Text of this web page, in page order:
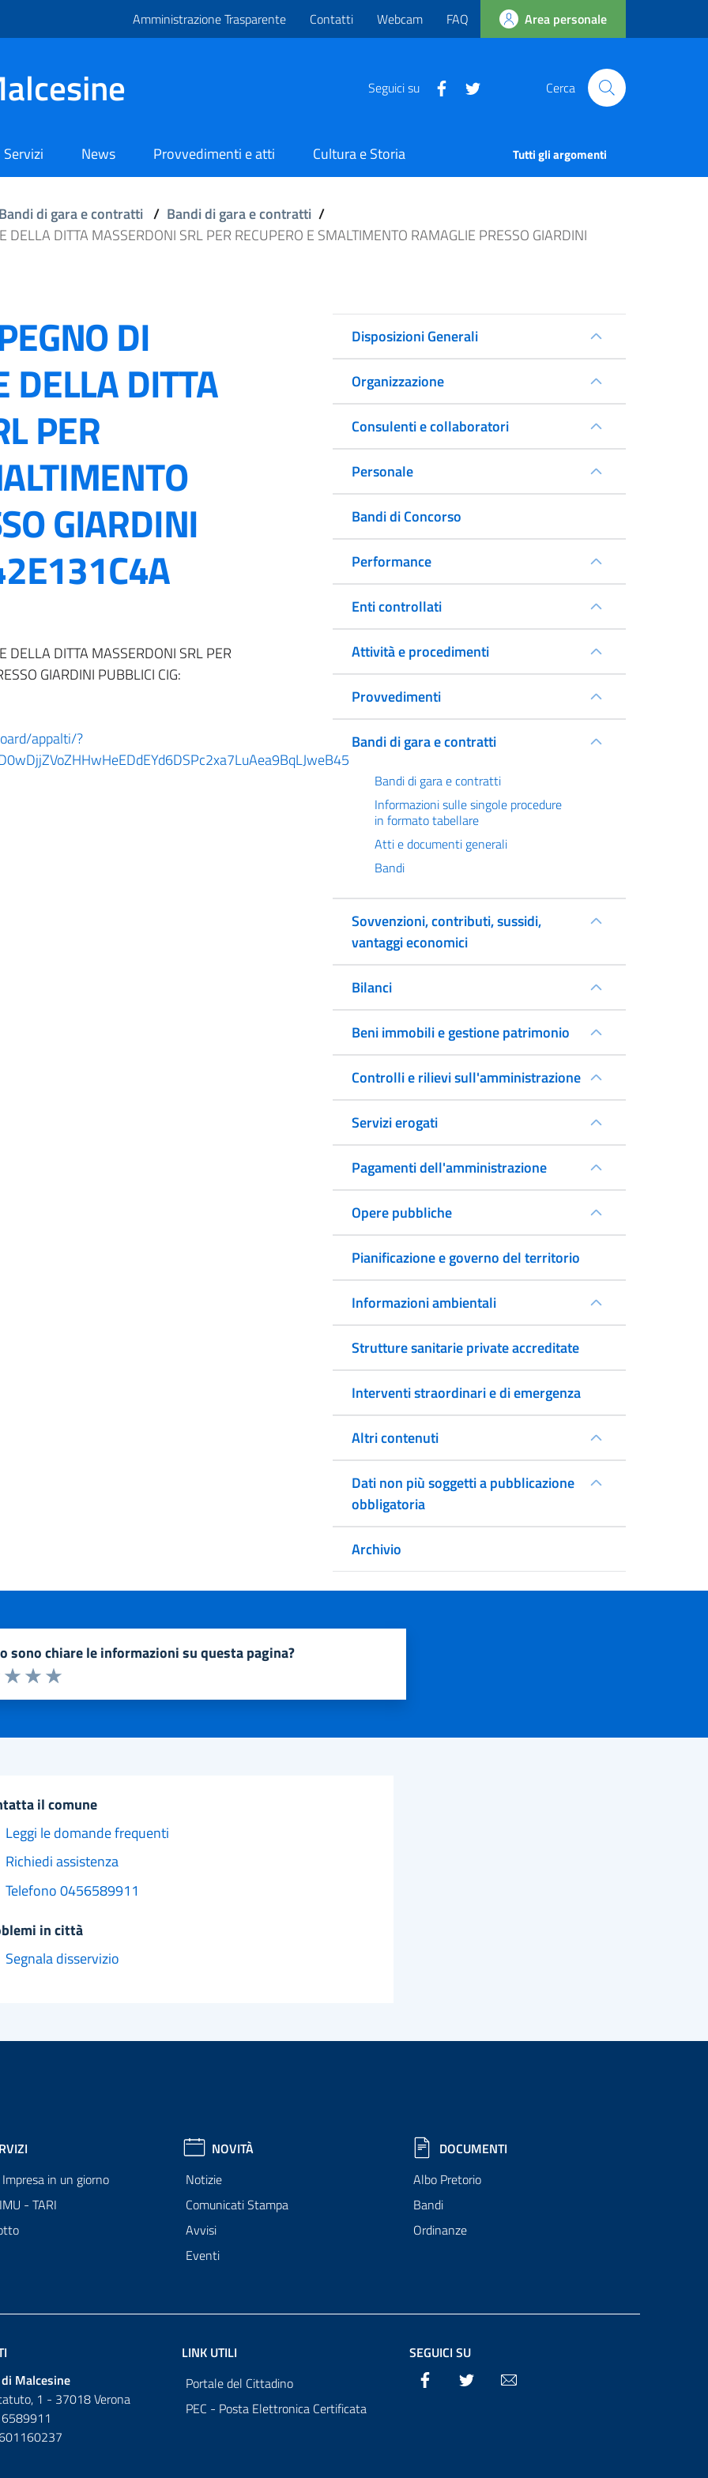
Amministrazione Trasparente Contatti Webcam FAQ Area personale
Seguici su Cerca
Servizi News Provvedimenti e atti Cultura e Storia Tutti gli argomenti
Bandi di gara e contratti / Bandi di gara e contratti /
DELLA DITTA MASSERDONI SRL PER RECUPERO E SMALTIMENTO RAMAGLIE PRESSO GIARDINI
DI
DELLA DITTA
PER
GIARDINI
DELLA DITTA MASSERDONI SRL PER
GIARDINI PUBBLICI CIG:
appalti/?
Disposizioni Generali
Organizzazione
Consulenti e collaboratori
Personale
Bandi di Concorso
Performance
Enti controllati
Attività e procedimenti
Provvedimenti
Bandi di gara e contratti
Bandi di gara e contratti
Informazioni sulle singole procedure
in formato tabellare
Atti e documenti generali
Bandi
Sovvenzioni, contributi, sussidi,
vantaggi economici
Bilanci
Beni immobili e gestione patrimonio
Controlli e rilievi sull'amministrazione
Servizi erogati
Pagamenti dell'amministrazione
Opere pubbliche
Pianificazione e governo del territorio
Informazioni ambientali
Strutture sanitarie private accreditate
Interventi straordinari e di emergenza
Altri contenuti
Dati non più soggetti a pubblicazione
obbligatoria
Archivio
sono chiare le informazioni su questa pagina?
1 a 5 stelle la pagina
Valuta 5 stelle su 5
Valuta 4 stelle su 5
Valuta 3 stelle su 5
2 stelle su 5
stelle su 5
il comune
Leggi le domande frequenti
Richiedi assistenza
Telefono 0456589911
in città
Segnala disservizio
in un giorno
- TARI
NOVITÀ
Notizie
Comunicati Stampa
Avvisi
Eventi
DOCUMENTI
Albo Pretorio
Bandi
Ordinanze
Malcesine
1 - 37018 Verona
LINK UTILI
Portale del Cittadino
PEC - Posta Elettronica Certificata
SEGUICI SU
Facebook Twitter